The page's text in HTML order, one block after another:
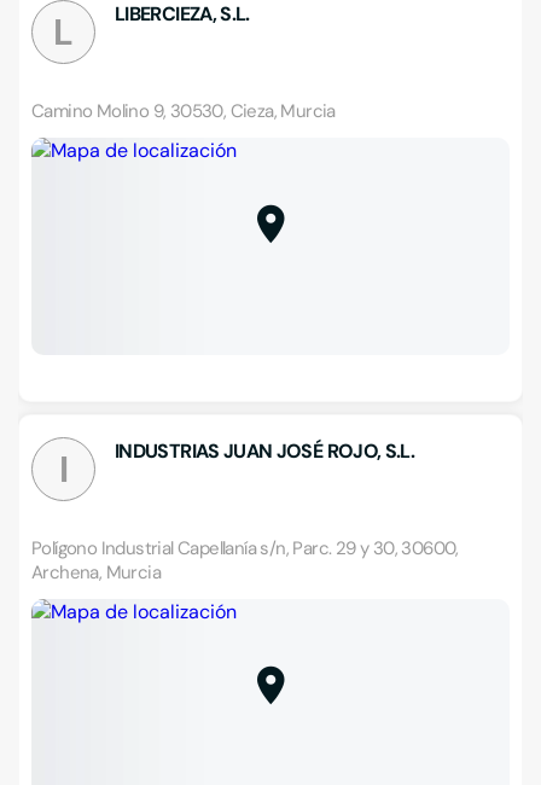
L LIBERCIEZA, S.L.
Camino Molino 9, 30530, Cieza, Murcia
I INDUSTRIAS JUAN JOSÉ ROJO, S.L.
Polígono Industrial Capellanía s/n, Parc. 29 y 30, 30600,
Archena, Murcia